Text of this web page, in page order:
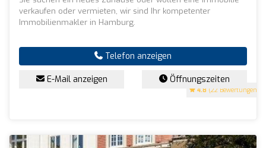
4.8 (22 Bewertungen)
verkaufen oder vermieten, wir sind Ihr kompetenter
Immobilienmakler in Hamburg.
Telefon anzeigen
E-Mail anzeigen Öffnungszeiten